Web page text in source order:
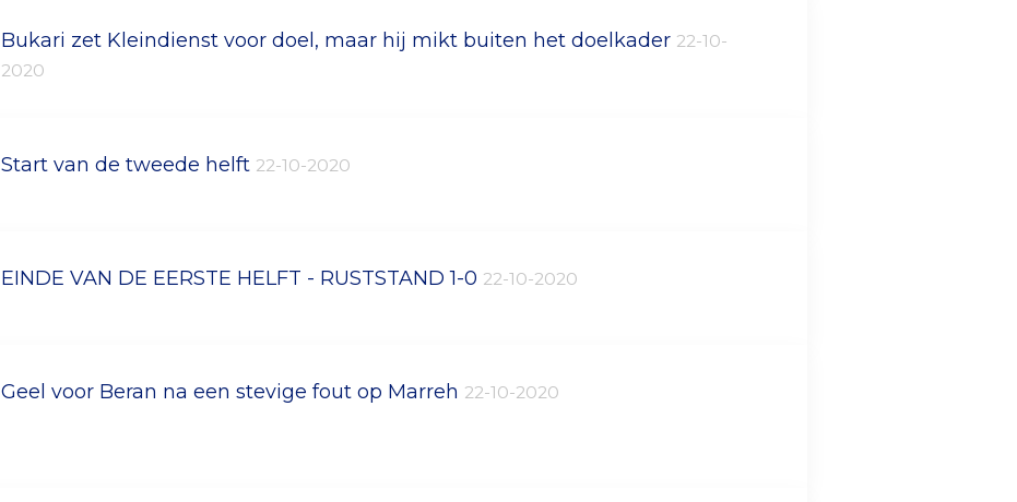
Bukari zet Kleindienst voor doel, maar hij mikt buiten het doelkader 22-10-
2020
Start van de tweede helft 22-10-2020
EINDE VAN DE EERSTE HELFT - RUSTSTAND 1-0 22-10-2020
Geel voor Beran na een stevige fout op Marreh 22-10-2020